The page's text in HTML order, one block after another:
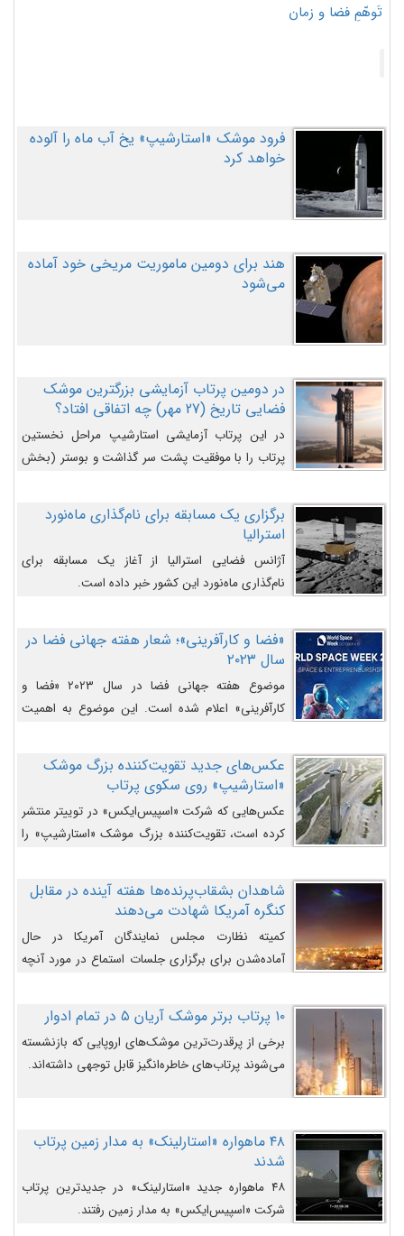
تَوهّمِ فضا و زمان
فرود موشک «استارشیپ» یخ آب ماه را آلوده
خواهد کرد
هند برای دومین ماموریت مریخی خود آماده
می‌شود
در دومین پرتاب آزمایشی بزرگترین موشک
فضایی تاریخ (27 مهر‌) چه اتفاقی افتاد؟
در این پرتاب آزمایشی استارشیپ مراحل نخستین
پرتاب را با موفقیت پشت سر گذاشت و بوستر (بخش
را وارد مسیر از پیش تعیین‌شده کند و سپس با یک
مکانیزم جدید با موفقیت از آن جدا شود. ‌
برگزاری یک مسابقه برای نام‌گذاری ماه‌نورد
استرالیا
آژانس فضایی استرالیا از آغاز یک مسابقه برای
نام‌گذاری ماه‌نورد این کشور خبر داده است.
«فضا و کارآفرینی»؛ شعار هفته جهانی فضا در
سال ۲۰۲۳
موضوع هفته جهانی فضا در سال ۲۰۲۳ «فضا و
کارآفرینی» اعلام شده است. این موضوع به اهمیت
روزافزون کارآفرینی در حوزه فضایی و مزایای جدیدی که
کارآفرینان این حوزه ایجاد می‌کنند، می‌پردازد.
عکس‌های جدید تقویت‌کننده بزرگ موشک
«استارشیپ» روی سکوی پرتاب
عکس‌هایی که شرکت «اسپیس‌ایکس» در توییتر منتشر
کرده است، تقویت‌کننده بزرگ موشک «استارشیپ» را
شاهدان بشقاب‌پرنده‌ها هفته آینده در مقابل
کنگره آمریکا شهادت می‌دهند
کمیته نظارت مجلس نمایندگان آمریکا در حال
آماده‌شدن برای برگزاری جلسات استماع در مورد آنچه
می‌دانند، است و قرار است افشاگران یوفوها هفته آینده
در مقابل آنها شهادت دهند.۱۰ پرتاب برتر موشک آریان ۵ در تمام ادوار
برخی از پرقدرت‌ترین موشک‌های اروپایی که بازنشسته
می‌شوند پرتاب‌های خاطره‌انگیز قابل توجهی داشته‌اند.
۴۸ ماهواره «استارلینک» به مدار زمین پرتاب
شدند
۴۸ ماهواره جدید «استارلینک» در جدیدترین پرتاب
شرکت «اسپیس‌ایکس» به مدار زمین رفتند.